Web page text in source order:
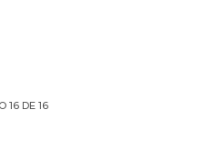
16DE 16